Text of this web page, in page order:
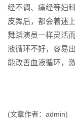
经不调、痛经等妇
皮舞后，都会着迷
舞蹈演员一样灵活
液循环不好，容易
能改善血液循环，
(文章作者：admin)